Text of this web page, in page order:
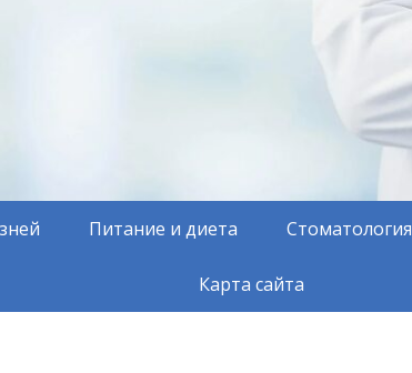
Питание и диета Стоматология
Карта сайта